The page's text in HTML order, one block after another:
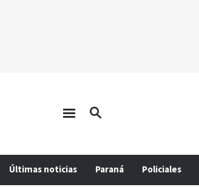
Últimas noticias Paraná Policiales